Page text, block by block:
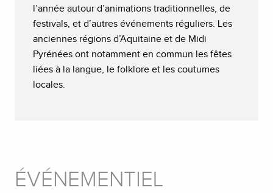
l’année autour d’animations traditionnelles, de
festivals, et d’autres événements réguliers. Les
anciennes régions d’Aquitaine et de Midi
Pyrénées ont notamment en commun les fêtes
liées à la langue, le folklore et les coutumes
locales.
ÉVÉNEMENTIEL